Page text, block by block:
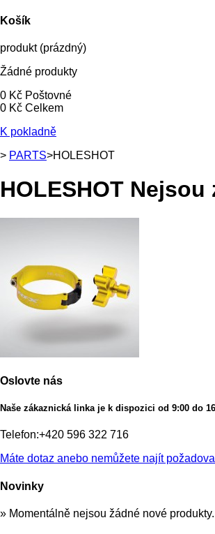
Košík
produkt (prázdný)
Žádné produkty
0 Kč Poštovné
0 Kč Celkem
K pokladně
> PARTS>HOLESHOT
HOLESHOT Nejsou
Oslovte nás
Naše zákaznická linka je k dispozici od 9:00 do
Telefon:+420 596 322 716
Máte dotaz anebo nemůžete najít
Novinky
» Momentálně nejsou žádné nové produkty.